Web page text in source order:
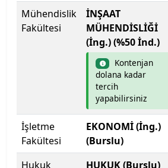
İstanbul Gedik Üniversitesi
İstanbul Gelişim Üniversitesi
İstanbul Kent Üniversitesi
İstanbul Kültür Üniversitesi
İstanbul Medeniyet Üniversitesi
Mühendislik
Fakültesi
İNŞAAT
MÜHENDİSLİĞİ
(İng.) (%50 İnd.)
Kontenjan
dolana kadar
tercih
yapabilirsiniz
İşletme
Fakültesi
EKONOMİ (İng.)
(Burslu)
Hukuk
HUKUK (Burslu)